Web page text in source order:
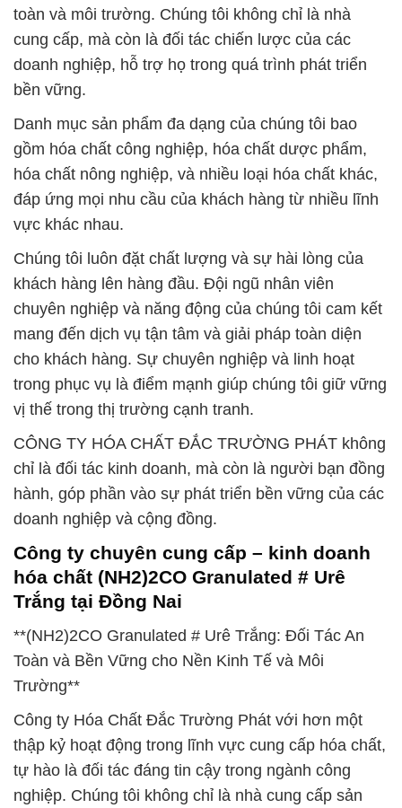
toàn và môi trường. Chúng tôi không chỉ là nhà
cung cấp, mà còn là đối tác chiến lược của các
doanh nghiệp, hỗ trợ họ trong quá trình phát triển
bền vững.
Danh mục sản phẩm đa dạng của chúng tôi bao
gồm hóa chất công nghiệp, hóa chất dược phẩm,
hóa chất nông nghiệp, và nhiều loại hóa chất khác,
đáp ứng mọi nhu cầu của khách hàng từ nhiều lĩnh
vực khác nhau.
Chúng tôi luôn đặt chất lượng và sự hài lòng của
khách hàng lên hàng đầu. Đội ngũ nhân viên
chuyên nghiệp và năng động của chúng tôi cam kết
mang đến dịch vụ tận tâm và giải pháp toàn diện
cho khách hàng. Sự chuyên nghiệp và linh hoạt
trong phục vụ là điểm mạnh giúp chúng tôi giữ vững
vị thế trong thị trường cạnh tranh.
CÔNG TY HÓA CHẤT ĐẮC TRƯỜNG PHÁT không
chỉ là đối tác kinh doanh, mà còn là người bạn đồng
hành, góp phần vào sự phát triển bền vững của các
doanh nghiệp và cộng đồng.
Công ty chuyên cung cấp – kinh doanh
hóa chất (NH2)2CO Granulated # Urê
Trắng tại Đồng Nai
**(NH2)2CO Granulated # Urê Trắng: Đối Tác An
Toàn và Bền Vững cho Nền Kinh Tế và Môi
Trường**
Công ty Hóa Chất Đắc Trường Phát với hơn một
thập kỷ hoạt động trong lĩnh vực cung cấp hóa chất,
tự hào là đối tác đáng tin cậy trong ngành công
nghiệp. Chúng tôi không chỉ là nhà cung cấp sản